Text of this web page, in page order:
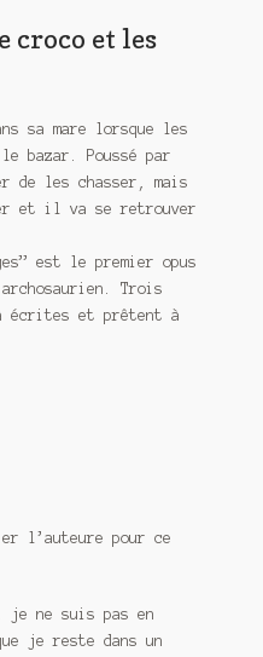
croco et les
sa mare lorsque les
bazar. Poussé par
de les chasser, mais
et il va se retrouver
est le premier opus
Trois
écrites et prêtent à
l’auteure pour ce
je ne suis pas en
je reste dans un